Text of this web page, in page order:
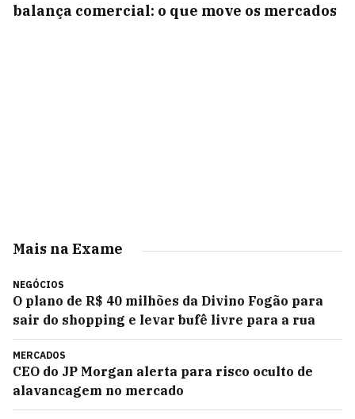
balança comercial: o que move os mercados
Mais na Exame
NEGÓCIOS
O plano de R$ 40 milhões da Divino Fogão para
sair do shopping e levar bufê livre para a rua
MERCADOS
CEO do JP Morgan alerta para risco oculto de
alavancagem no mercado